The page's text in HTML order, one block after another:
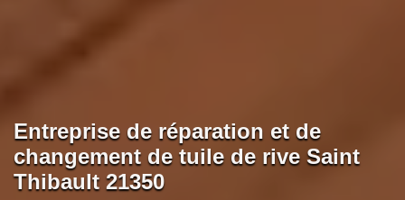
Entreprise de réparation et de
changement de tuile de rive Saint
Thibault 21350